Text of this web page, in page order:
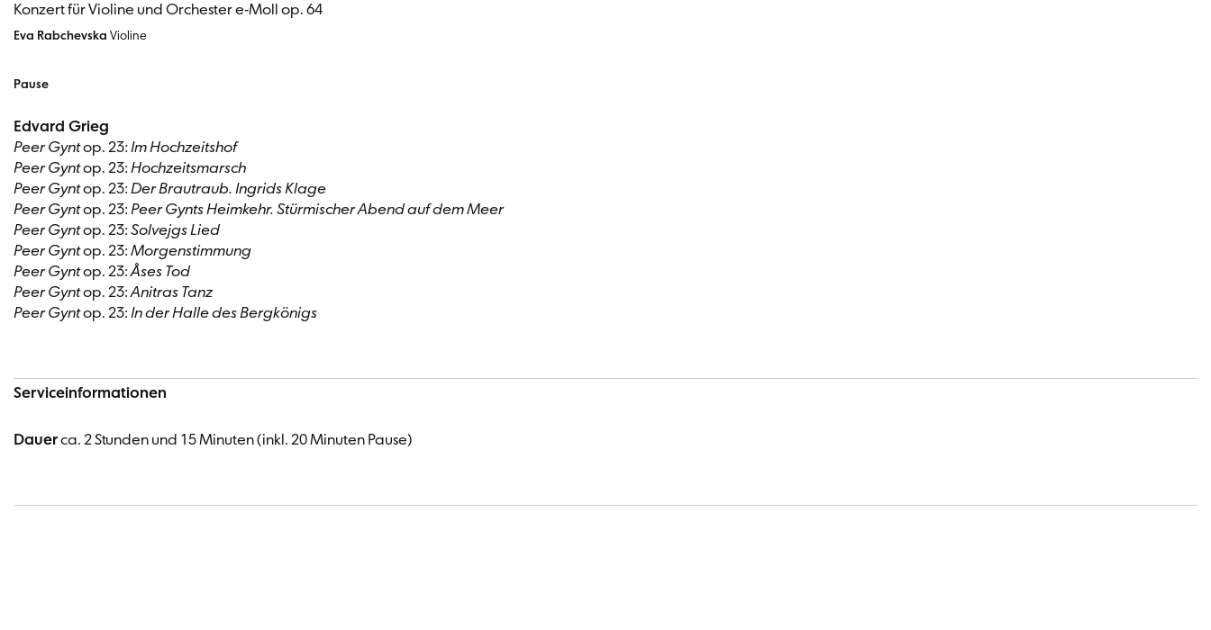
Konzert für Violine und Orchester e-Moll op. 64
Eva Rabchevska Violine
Pause
Edvard Grieg
Peer Gyntop. 23: Im Hochzeitshof
Peer Gyntop. 23: Hochzeitsmarsch
Peer Gyntop. 23: Der Brautraub. Ingrids Klage
Peer Gyntop. 23: Peer Gynts Heimkehr. Stürmischer Abend auf dem Meer
Peer Gyntop. 23: Solvejgs Lied
Peer Gyntop. 23: Morgenstimmung
Peer Gyntop. 23:Åses Tod
Peer Gyntop. 23:Anitras Tanz
Peer Gyntop. 23: In der Halle des Bergkönigs
Serviceinformationen
Dauerca. 2 Stunden und 15 Minuten (inkl. 20 Minuten Pause)